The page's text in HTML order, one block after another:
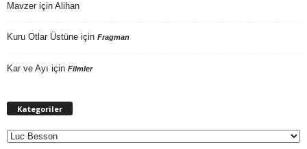
Mavzer için Alihan
Kuru Otlar Üstüne için Fragman
Kar ve Ayı için Filmler
Kategoriler
Kategoriler